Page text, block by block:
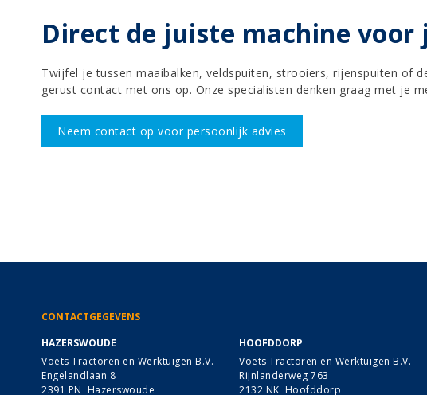
Direct de juiste machine
Twijfel je tussen maaibalken, veldspuiten, strooiers, rijenspuiten of
gerust contact met ons op. Onze specialisten denken graag met je
Neem contact op voor persoonlijk advies
CONTACTGEGEVENS
HAZERSWOUDE
Voets Tractoren en Werktuigen B.V.
Engelandlaan 8
2391 PN Hazerswoude
HOOFDDORP
Voets Tractoren en Werktuigen B.V.
Rijnlanderweg 763
2132 NK Hoofddorp